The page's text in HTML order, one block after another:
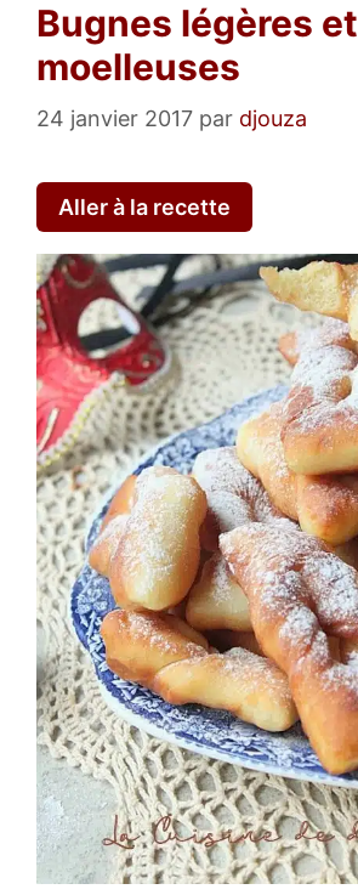
Bugnes légères et
moelleuses
24 janvier 2017 par djouza
Aller à la recette